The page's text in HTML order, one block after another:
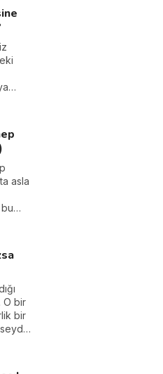
asla
O bir
bir